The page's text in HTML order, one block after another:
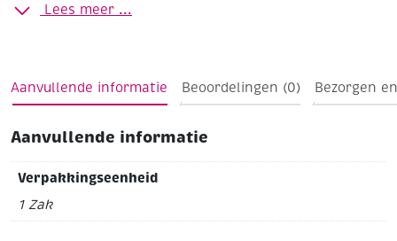
bevestigen. Voor extra zekerheid maakt u hierbij
Lees meer ...
Aanvullende informatie Beoordelingen (0) Bezorgen
Aanvullende informatie
Verpakkingseenheid
1 Zak